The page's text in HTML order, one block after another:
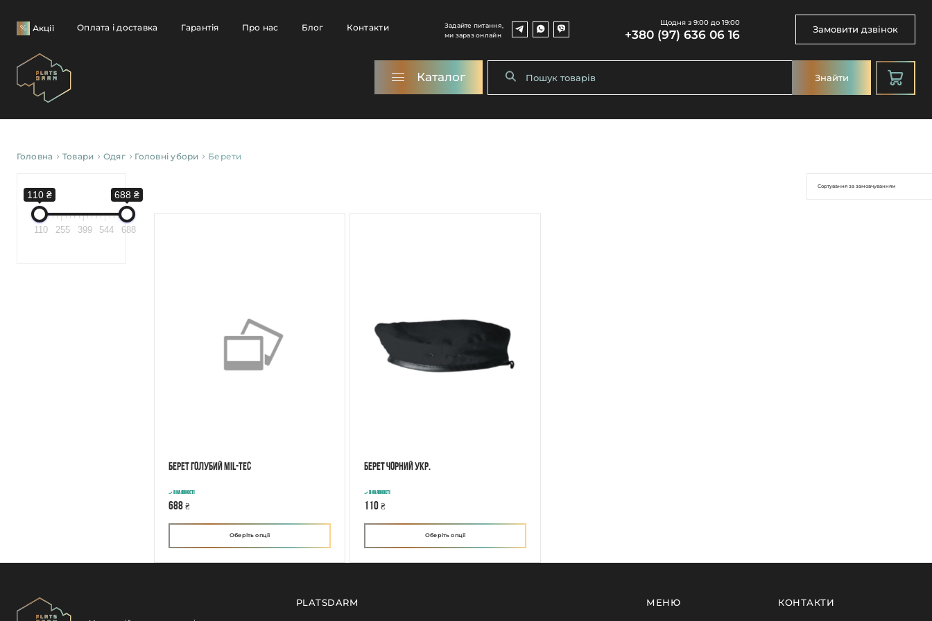
Акції Оплата і доставка Гарантія Про нас Блог Контакти
Задайте питання,
ми зараз онлайн
Щодня з 9:00 до 19:00
+380 (97) 636 06 16 Замовити дзвінок
Каталог Знайти
Головна Товари Одяг Головні убори Берети
110 ₴ 688 ₴
110 255 399 544 688
Берет голубий Mil-Tec
В наявності
688 ₴
Оберіть опції
Берет Чорний Укр.
В наявності
110 ₴
Оберіть опції
PLATSDARM МЕНЮ КОНТАКТИ